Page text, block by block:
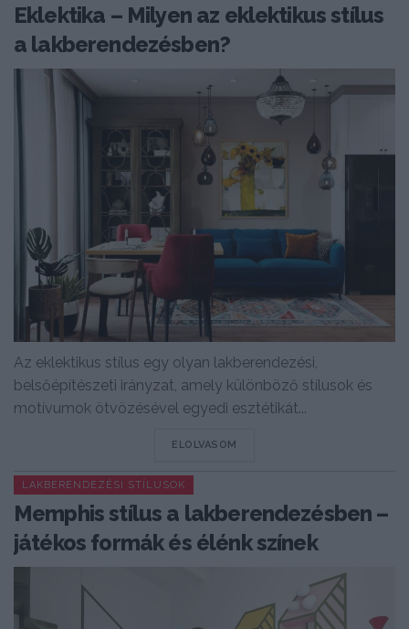
Eklektika – Milyen az eklektikus stílus
a lakberendezésben?
Az eklektikus stílus egy olyan lakberendezési,
belsőépítészeti irányzat, amely különböző stílusok és
motívumok ötvözésével egyedi esztétikát...
ELOLVASOM
LAKBERENDEZÉSI STÍLUSOK
Memphis stílus a lakberendezésben –
játékos formák és élénk színek